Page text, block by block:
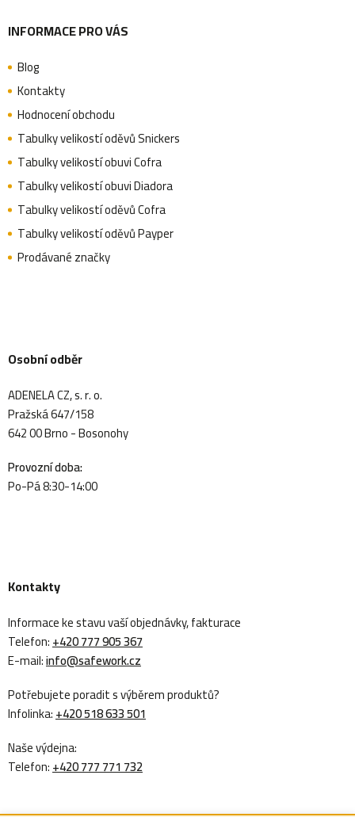
INFORMACE PRO VÁS
Blog
Kontakty
Hodnocení obchodu
Tabulky velikostí oděvů Snickers
Tabulky velikostí obuvi Cofra
Tabulky velikostí obuvi Diadora
Tabulky velikostí oděvů Cofra
Tabulky velikostí oděvů Payper
Prodávané značky
Osobní odběr
ADENELA CZ, s. r. o.
Pražská 647/158
642 00 Brno - Bosonohy
Provozní doba:
Po-Pá 8:30-14:00
Kontakty
Informace ke stavu vaší objednávky, fakturace
Telefon:+420 777 905 367
E-mail:info@safework.cz
Potřebujete poradit s výběrem produktů?
Infolinka:+420 518 633 501
Naše výdejna:
Telefon:+420 777 771 732